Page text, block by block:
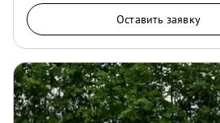
Оставить заявку